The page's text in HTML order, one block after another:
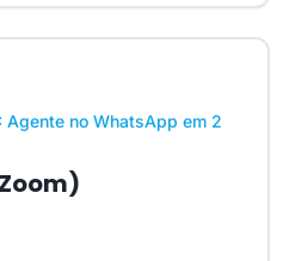
Agente no WhatsApp em 2